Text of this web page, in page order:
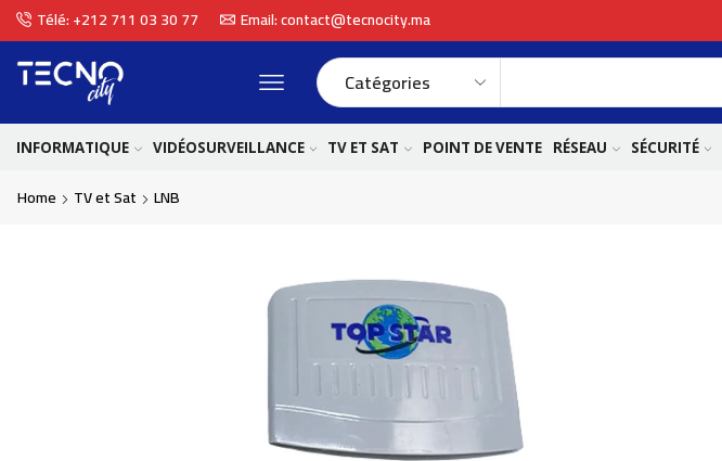
Télé: +212 711 03 30 77 Email: contact@tecnocity.ma
INFORMATIQUE VIDÉOSURVEILLANCE TV ET SAT POINT DE VENTE RÉSEAU SÉCURITÉ
Home TV et Sat LNB